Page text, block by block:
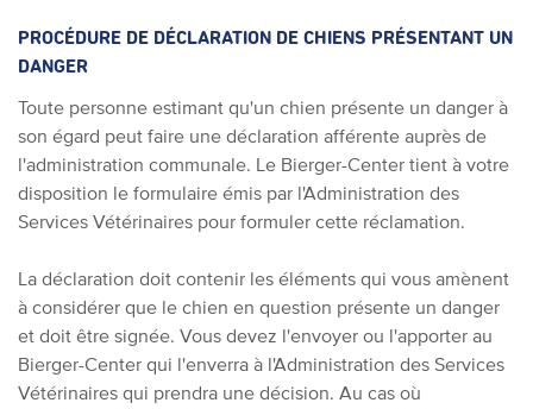
PROCÉDURE DE DÉCLARATION DE CHIENS PRÉSENTANT UN
DANGER
Toute personne estimant qu'un chien présente un danger à
son égard peut faire une déclaration afférente auprès de
l'administration communale. Le Bierger-Center tient à votre
disposition le formulaire émis par l'Administration des
Services Vétérinaires pour formuler cette réclamation.
La déclaration doit contenir les éléments qui vous amènent
à considérer que le chien en question présente un danger
et doit être signée. Vous devez l'envoyer ou l'apporter au
Bierger-Center qui l'enverra à l'Administration des Services
Vétérinaires qui prendra une décision. Au cas où